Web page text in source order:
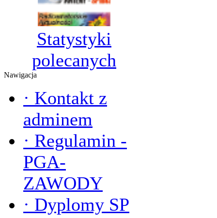
Statystyki
polecanych
Nawigacja
· Kontakt z
adminem
· Regulamin -
PGA-
ZAWODY
· Dyplomy SP